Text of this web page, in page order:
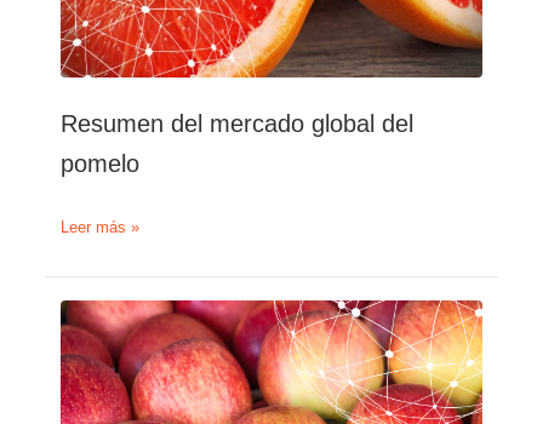
Resumen del mercado global del
pomelo
Resumen
mercado
global
del
pomelo
Leer más »